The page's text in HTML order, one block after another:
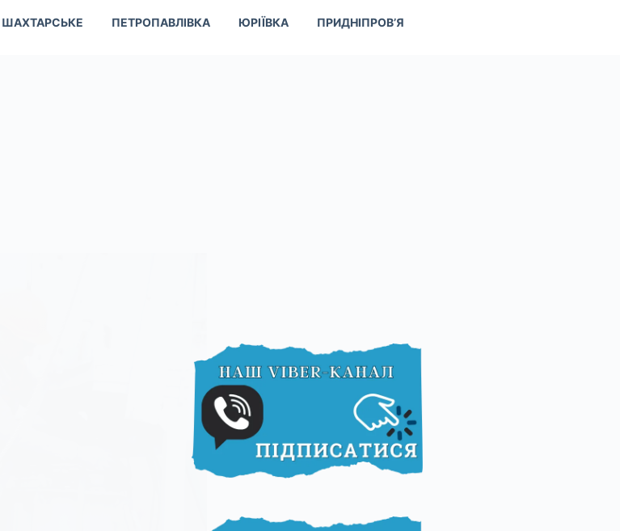
ШАХТАРСЬКЕ ПЕТРОПАВЛІВКА ЮРІЇВКА ПРИДНІПРОВ’Я